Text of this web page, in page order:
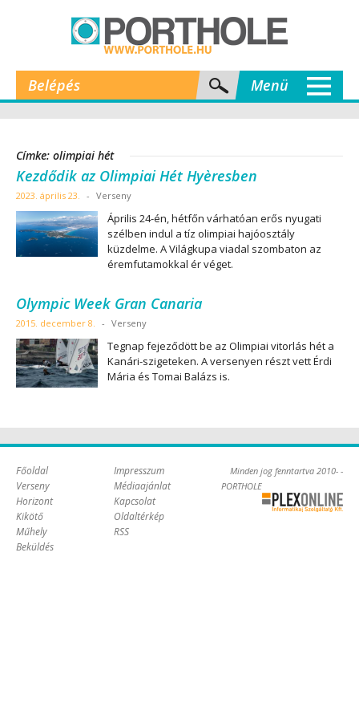
Belépés Menü
Címke: olimpiai hét
Kezdődik az Olimpiai Hét Hyèresben
2023. április 23. - Verseny
Április 24-én, hétfőn várhatóan erős nyugati
szélben indul a tíz olimpiai hajóosztály
küzdelme. A Világkupa viadal szombaton az
éremfutamokkal ér véget.
Olympic Week Gran Canaria
2015. december 8. - Verseny
Tegnap fejeződött be az Olimpiai vitorlás hét a
Kanári-szigeteken. A versenyen részt vett Érdi
Mária és Tomai Balázs is.
Főoldal
Verseny
Horizont
Kikötő
Műhely
Beküldés
Impresszum
Médiaajánlat
Kapcsolat
Oldaltérkép
RSS
Minden jog fenntartva 2010- -
PORTHOLE
Online Kft. -